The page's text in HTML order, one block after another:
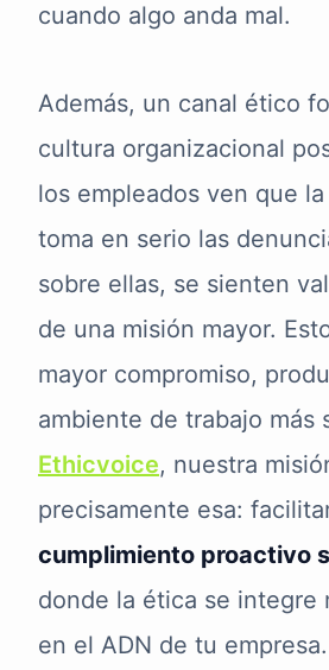
cuando algo anda mal.
Además, un canal ético
cultura organizacional
los empleados ven que
toma en serio las
sobre ellas, se sienten
de una misión mayor.
mayor compromiso,
ambiente de trabajo más
Ethicvoice, nuestra
precisamente esa:
cumplimiento proactivo
donde la ética se integre
en el ADN de tu empresa.